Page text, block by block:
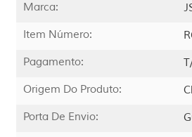
Marca:
Item Número:
Pagamento:
Origem Do Produto:
Porta De Envio: